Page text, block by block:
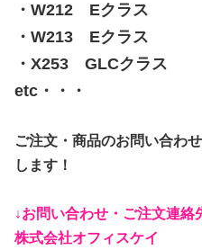
・W212 Eクラス
・W213 Eクラス
・X253 GLCクラス
etc・・・
ご注文・商品のお問い合わ
します！
↓お問い合わせ・ご注文連絡
株式会社オフィスケイ